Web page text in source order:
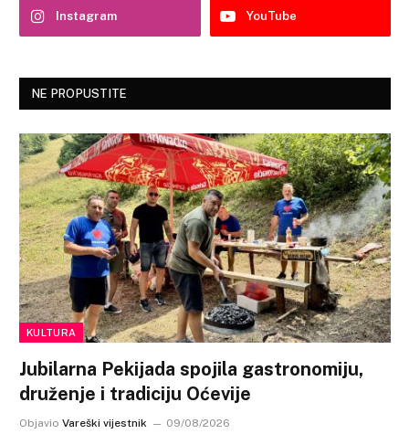
Instagram YouTube
NE PROPUSTITE
KULTURA
Jubilarna Pekijada spojila gastronomiju,
druženje i tradiciju Oćevije
Objavio Vareški vijestnik 09/08/2026